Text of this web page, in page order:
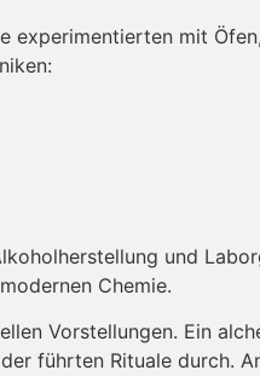
mit
und
Chemie.
Vorstellungen. Ein
führten Rituale durch.